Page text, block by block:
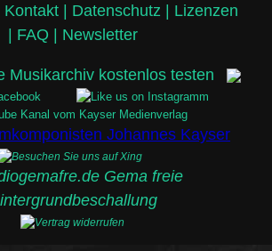
Kontakt | Datenschutz | Lizenzen
| FAQ | Newsletter